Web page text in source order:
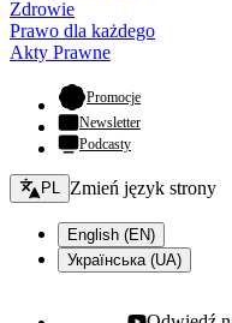
Zdrowie
Prawo dla każdego
Akty Prawne
Promocje- otwiera się w
Newsletter
Podcasty
Zmień język - bieżący:
PL Zmień język strony
English (EN)
Українська (UA)